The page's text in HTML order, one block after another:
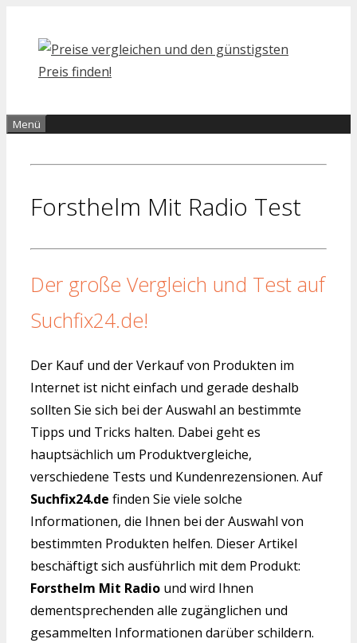
Inhalt
springen
Menü
Forsthelm Mit Radio Test
Der große Vergleich und Test auf
Suchfix24.de!
Der Kauf und der Verkauf von Produkten im
Internet ist nicht einfach und gerade deshalb
sollten Sie sich bei der Auswahl an bestimmte
Tipps und Tricks halten. Dabei geht es
hauptsächlich um Produktvergleiche,
verschiedene Tests und Kundenrezensionen. Auf
Suchfix24.de finden Sie viele solche
Informationen, die Ihnen bei der Auswahl von
bestimmten Produkten helfen. Dieser Artikel
beschäftigt sich ausführlich mit dem Produkt:
Forsthelm Mit Radio und wird Ihnen
dementsprechenden alle zugänglichen und
gesammelten Informationen darüber schildern.